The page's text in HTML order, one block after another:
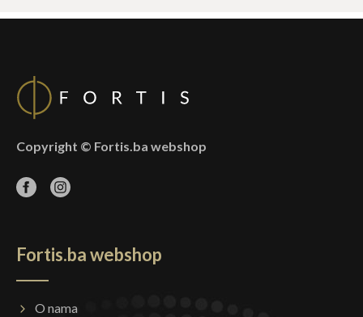
Copyright © Fortis.ba webshop
Fortis.ba webshop
O nama